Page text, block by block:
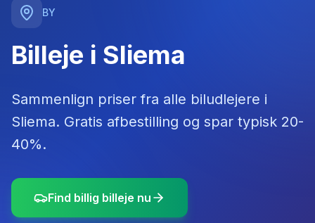
BY
Billeje i Sliema
Sammenlign priser fra alle biludlejere i
Sliema. Gratis afbestilling og spar typisk 20-
40%.
Find billig billeje nu